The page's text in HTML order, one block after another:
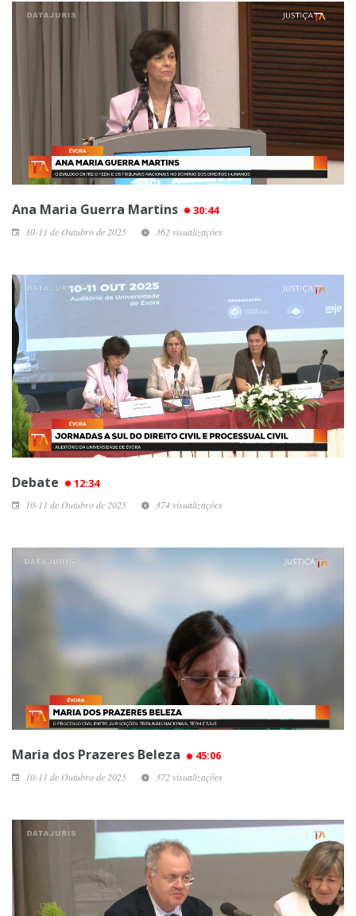
Ana Maria Guerra Martins 30:44
10-11 de Outubro de 2025 362 visualizações
Debate 12:34
10-11 de Outubro de 2025 374 visualizações
Maria dos Prazeres Beleza 45:06
10-11 de Outubro de 2025 372 visualizações